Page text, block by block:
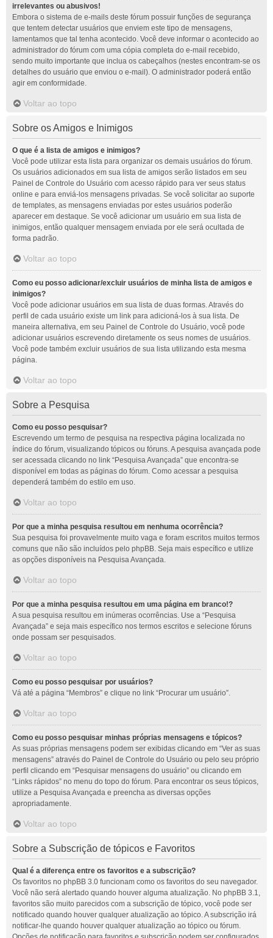
irrelevantes ou abusivos!
Embora o sistema de e-mails deste fórum possuir funções de segurança
que tentem detectar usuários que enviem este tipo de mensagens,
lamentamos que tal tenha acontecido. Você deve informar o acontecido ao
administrador do fórum com uma cópia completa do e-mail recebido,
sendo muito importante que inclua os cabeçalhos (nestes encontram-se os
detalhes do usuário que enviou o e-mail). O administrador poderá então
agir em conformidade.
Voltar ao topo
Sobre os Amigos e Inimigos
O que é a lista de amigos e inimigos?
Você pode utilizar esta lista para organizar os demais usuários do fórum.
Os usuários adicionados em sua lista de amigos serão listados em seu
Painel de Controle do Usuário com acesso rápido para ver seus status
online e para enviá-los mensagens privadas. Se você solicitar ao suporte
de templates, as mensagens enviadas por estes usuários poderão
aparecer em destaque. Se você adicionar um usuário em sua lista de
inimigos, então qualquer mensagem enviada por ele será ocultada de
forma padrão.
Voltar ao topo
Como eu posso adicionar/excluir usuários de minha lista de amigos e
inimigos?
Você pode adicionar usuários em sua lista de duas formas. Através do
perfil de cada usuário existe um link para adicioná-los à sua lista. De
maneira alternativa, em seu Painel de Controle do Usuário, você pode
adicionar usuários escrevendo diretamente os seus nomes de usuários.
Você pode também excluir usuários de sua lista utilizando esta mesma
página.
Voltar ao topo
Sobre a Pesquisa
Como eu posso pesquisar?
Escrevendo um termo de pesquisa na respectiva página localizada no
índice do fórum, visualizando tópicos ou fóruns. A pesquisa avançada pode
ser acessada clicando no link “Pesquisa Avançada” que encontra-se
disponível em todas as páginas do fórum. Como acessar a pesquisa
dependerá também do estilo em uso.
Voltar ao topo
Por que a minha pesquisa resultou em nenhuma ocorrência?
Sua pesquisa foi provavelmente muito vaga e foram escritos muitos termos
comuns que não são incluídos pelo phpBB. Seja mais específico e utilize
as opções disponíveis na Pesquisa Avançada.
Voltar ao topo
Por que a minha pesquisa resultou em uma página em branco!?
A sua pesquisa resultou em inúmeras ocorrências. Use a “Pesquisa
Avançada” e seja mais específico nos termos escritos e selecione fóruns
onde possam ser pesquisados.
Voltar ao topo
Como eu posso pesquisar por usuários?
Vá até a página “Membros” e clique no link “Procurar um usuário”.
Voltar ao topo
Como eu posso pesquisar minhas próprias mensagens e tópicos?
As suas próprias mensagens podem ser exibidas clicando em “Ver as suas
mensagens” através do Painel de Controle do Usuário ou pelo seu próprio
perfil clicando em “Pesquisar mensagens do usuário” ou clicando em
“Links rápidos” no menu do topo do fórum. Para encontrar os seus tópicos,
utilize a Pesquisa Avançada e preencha as diversas opções
apropriadamente.
Voltar ao topo
Sobre a Subscrição de tópicos e Favoritos
Qual é a diferença entre os favoritos e a subscrição?
Os favoritos no phpBB 3.0 funcionam como os favoritos do seu navegador.
Você não será alertado quando houver alguma atualização. No phpBB 3.1,
favoritos são muito parecidos com a subscrição de tópico, você pode ser
notificado quando houver qualquer atualização ao tópico. A subscrição irá
notificar-lhe quando houver qualquer atualização ao tópico ou fórum.